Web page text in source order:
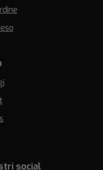
social